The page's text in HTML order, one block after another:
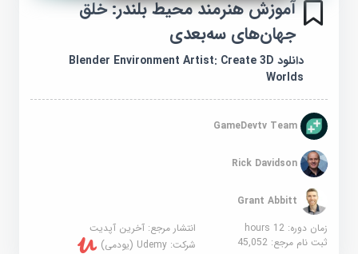
آموزش هنرمند محیط بلندر: خلق
جهان‌های سه‌بعدی
دانلود Blender Environment Artist: Create 3D
Worlds
GameDevtv Team
Rick Davidson
Grant Abbitt
زمان دوره: 12 hours
انتشار مرجع:آخرین آپدیت
ثبت نام مرجع:45,052 شرکت:Udemy (یودمی)